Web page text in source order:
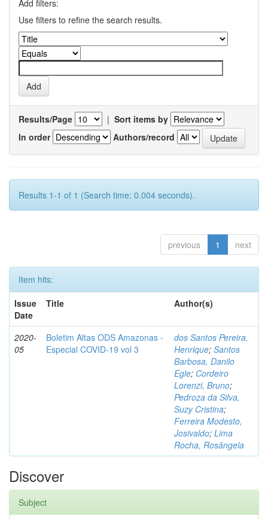
Add filters:
Use filters to refine the search results.
Results/Page | Sort items by
In order
Authors/record
Results 1-1 of 1 (Search time: 0.004 seconds).
previous 1 next
Item hits:
Issue
Date
Title Author(s)
2020-
05
Boletim Altas ODS Amazonas -
Especial COVID-19 vol 3
dos Santos Pereira,
Henrique; Santos
Barbosa, Danilo
Egle; Cordeiro
Lorenzi, Bruno;
Pedroza da Silva,
Suzy Cristina;
Ferreira Modesto,
Josivaldo; Lima
Rocha, Rosângela
Discover
Subject